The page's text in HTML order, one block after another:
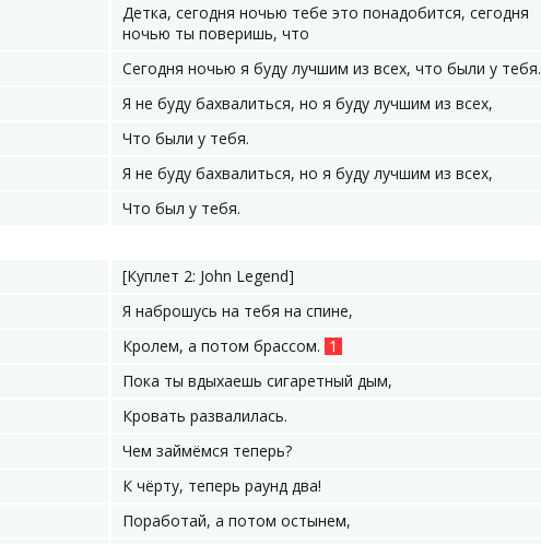
Детка, сегодня ночью тебе это понадобится, сегодня
ночью ты поверишь, что
Сегодня ночью я буду лучшим из всех, что были у тебя.
Я не буду бахвалиться, но я буду лучшим из всех,
Что были у тебя.
Я не буду бахвалиться, но я буду лучшим из всех,
Что был у тебя.
[Куплет 2: John Legend]
Я наброшусь на тебя на спине,
Кролем, а потом брассом. 1
Пока ты вдыхаешь сигаретный дым,
Кровать развалилась.
Чем займёмся теперь?
К чёрту, теперь раунд два!
Поработай, а потом остынем,